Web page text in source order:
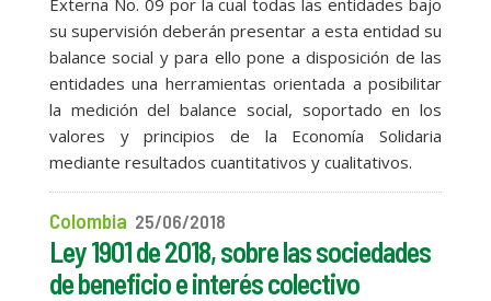
Externa No. 09 por la cual todas las entidades bajo
su supervisión deberán presentar a esta entidad su
balance social y para ello pone a disposición de las
entidades una herramientas orientada a posibilitar
la medición del balance social, soportado en los
valores y principios de la Economía Solidaria
mediante resultados cuantitativos y cualitativos.
Colombia 25/06/2018
Ley 1901 de 2018, sobre las sociedades
de beneficio e interés colectivo